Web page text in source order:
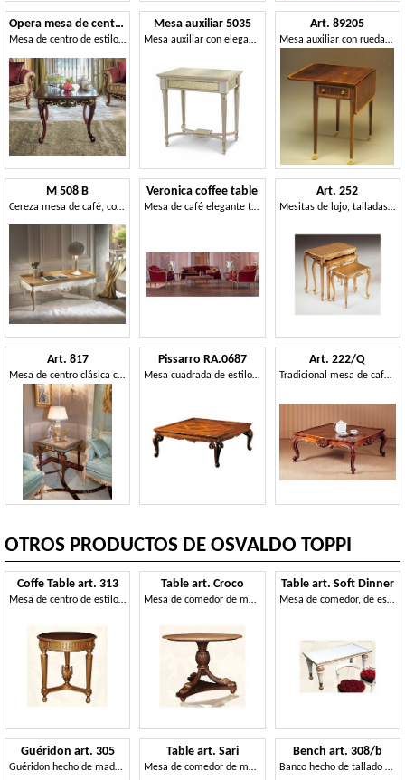
Opera mesa de centro
Mesa de centro de estilo clásico
Mesa auxiliar 5035
Mesa auxiliar con elegante tapa de espejo antiguo
Art. 89205
Mesa auxiliar con ruedas, con cajón
M 508 B
Cereza mesa de café, con tallas, rectangular, de dos tonos
Veronica coffee table
Mesa de café elegante tallado, pan de oro, para sala de estar
Art. 252
Mesitas de lujo, talladas a mano, para un hotel
Art. 817
Mesa de centro clásica con incrustaciones de colores.
Pissarro RA.0687
Mesa cuadrada de estilo veneciano del siglo XVIII.
Art. 222/Q
Tradicional mesa de café de lujo, cuidadosamente tallada, para salón
OTROS PRODUCTOS DE OSVALDO TOPPI
Coffe Table art. 313
Mesa de centro de estilo clásico, para usar al lado del sofá
Guéridon art. 305
Guéridon hecho de madera con tapa de mármol, estilo Luis XVI
Table art. Croco
Mesa de comedor de madera con tablero de mármol rojo
Table art. Sari
Mesa de comedor de madera hecho a mano, estilo Art Deco
Table art. Soft Dinner
Mesa de comedor, de estilo Direttorio
Bench art. 308/b
Banco hecho de tallado a mano en madera sólida, estilo clásico